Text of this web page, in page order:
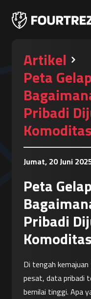
Artikel
Peta
Pribadi
Komoditas
Jumat, 20 Juni
Peta
Pribadi
Komoditas
Di tengah
pesat, data pribadi
bernilai tinggi. Apa